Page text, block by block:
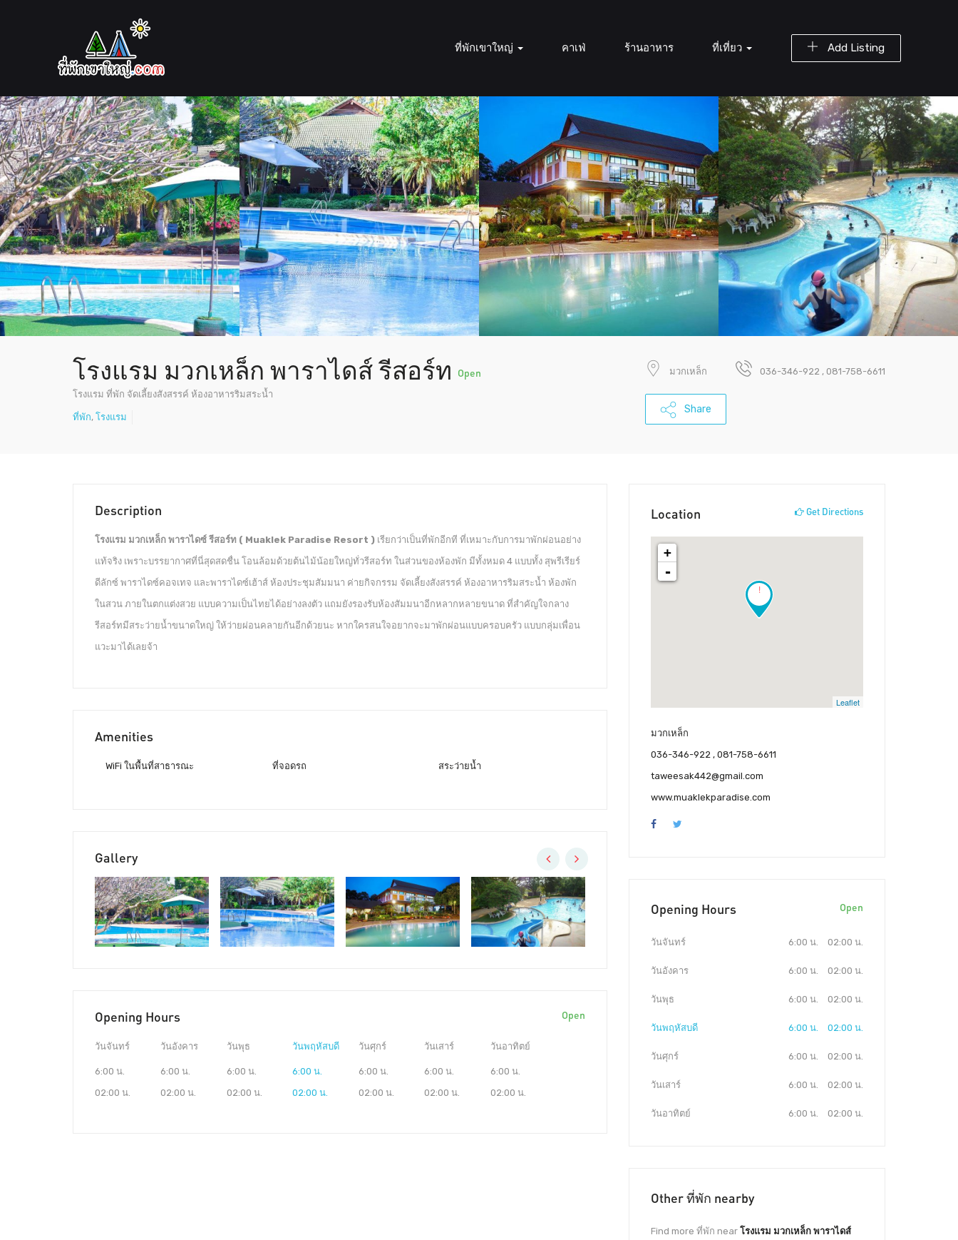
Add Listing
ที่พักเขาใหญ่ คาเฟ่ ร้านอาหาร ที่เที่ยว
โรงแรม มวกเหล็ก พาราไดส์ รีสอร์ท Open
โรงแรม ที่พัก จัดเลี้ยงสังสรรค์ ห้องอาหารริมสระน้ำ
ที่พัก, โรงแรม
มวกเหล็ก 036-346-922 , 081-758-6611
Share
Description
โรงแรม มวกเหล็ก พาราไดซ์ รีสอร์ท ( Muaklek Paradise Resort ) เรียกว่าเป็นที่พักอีกที ที่เหมาะกับการมาพักผ่อนอย่าง
แท้จริง เพราะบรรยากาศที่นี่สุดสดชื่น โอนล้อมด้วยต้นไม้น้อยใหญ่ทั่วรีสอร์ท ในส่วนของห้องพัก มีทั้งหมด 4 แบบทั้ง สุพรีเรียร์
ดีลักซ์ พาราไดซ์คอจเทจ และพาราไดซ์เฮ้าส์ ห้องประชุมสัมมนา ค่ายกิจกรรม จัดเลี้ยงสังสรรค์ ห้องอาหารริมสระน้ำ ห้องพัก
ในสวน ภายในตกแต่งสวย แบบความเป็นไทยได้อย่างลงตัว แถมยังรองรับห้องสัมมนาอีกหลากหลายขนาด ที่สำคัญใจกลาง
รีสอร์ทมีสระว่ายน้ำขนาดใหญ่ ให้ว่ายผ่อนคลายกันอีกด้วยนะ หากใครสนใจอยากจะมาพักผ่อนแบบครอบครัว แบบกลุ่มเพื่อน
แวะมาได้เลยจ้า
Amenities
WiFi ในพื้นที่สาธารณะ ที่จอดรถ สระว่ายน้ำ
Gallery
Opening Hours Open
วันจันทร์
6:00 น.
02:00 น.
วันอังคาร
6:00 น.
02:00 น.
วันพุธ
6:00 น.
02:00 น.
วันพฤหัสบดี
6:00 น.
02:00 น.
วันศุกร์
6:00 น.
02:00 น.
วันเสาร์
6:00 น.
02:00 น.
วันอาทิตย์
6:00 น.
02:00 น.
Location Get Directions
!
+
-
Leaflet
มวกเหล็ก
036-346-922 , 081-758-6611
taweesak442@gmail.com
www.muaklekparadise.com
Opening Hours Open
วันจันทร์ 6:00 น. 02:00 น.
วันอังคาร 6:00 น. 02:00 น.
วันพุธ 6:00 น. 02:00 น.
วันพฤหัสบดี 6:00 น. 02:00 น.
วันศุกร์ 6:00 น. 02:00 น.
วันเสาร์ 6:00 น. 02:00 น.
วันอาทิตย์ 6:00 น. 02:00 น.
Other ที่พัก nearby
Find more ที่พัก near โรงแรม มวกเหล็ก พาราไดส์